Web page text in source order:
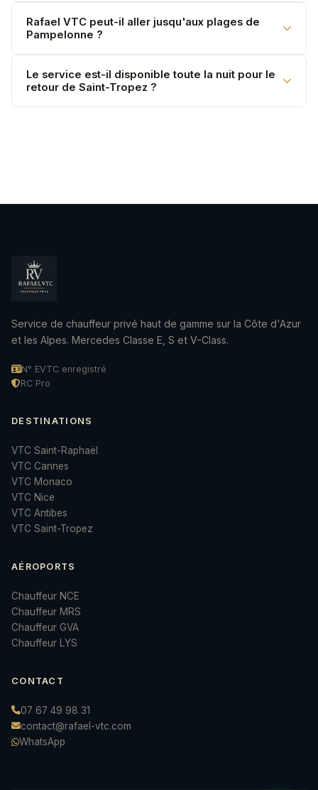
Variable selon le trafic, surtout en été. Comptez 1h à
2h30 selon la saison. Départ tôt recommandé.
Rafael VTC peut-il aller jusqu'aux plages de
Pampelonne ?
Oui. Dépôt directement à l'entrée des clubs ou plages
de Pampelonne.
Le service est-il disponible toute la nuit pour le
retour de Saint-Tropez ?
Service de chauffeur privé haut de gamme sur la Côte d'Azur
et les Alpes. Mercedes Classe E, S et V-Class.
N° EVTC enregistré
RC Pro
DESTINATIONS
VTC Saint-Raphaël
VTC Cannes
VTC Monaco
VTC Nice
VTC Antibes
VTC Saint-Tropez
AÉROPORTS
Chauffeur NCE
Chauffeur MRS
Chauffeur GVA
Chauffeur LYS
CONTACT
07 67 49 98 31
contact@rafael-vtc.com
WhatsApp